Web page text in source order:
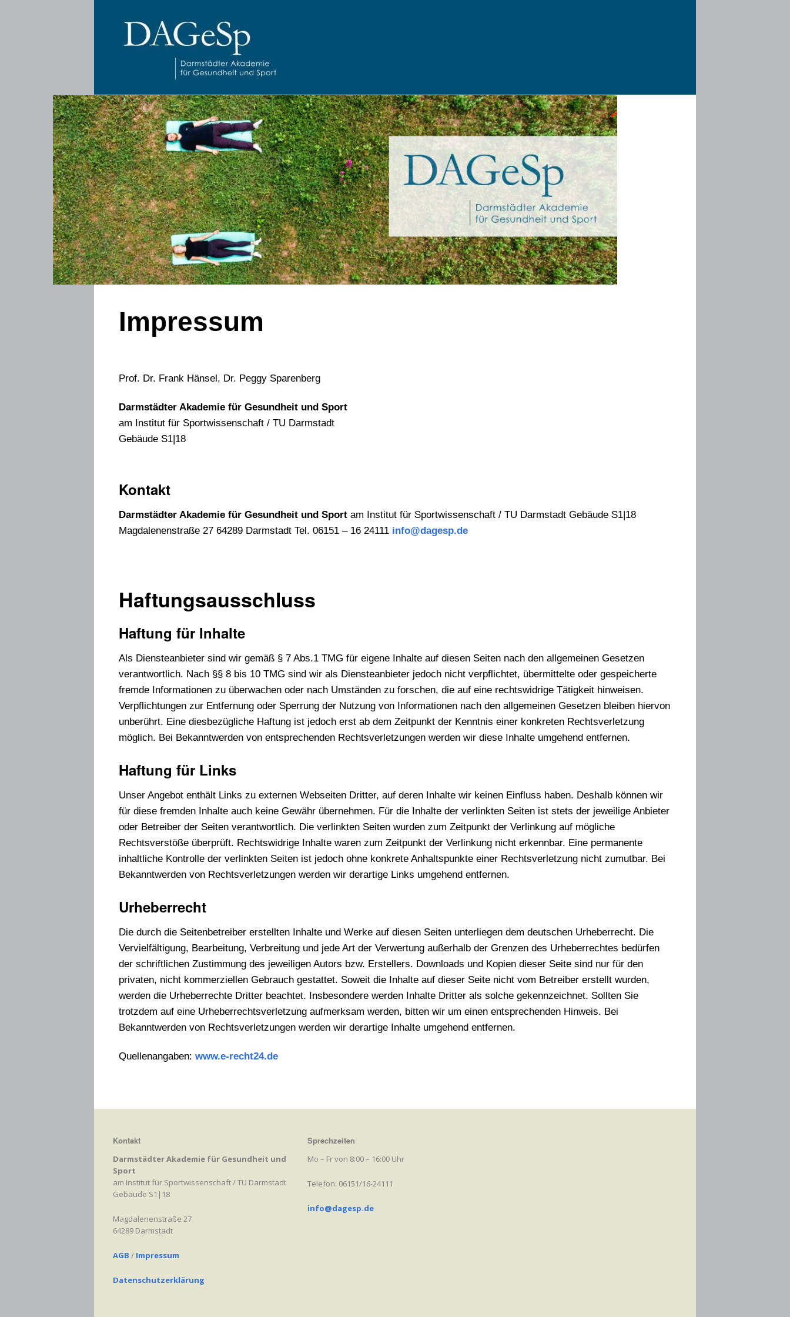
Impressum
Prof. Dr. Frank Hänsel, Dr. Peggy Sparenberg
Darmstädter Akademie für Gesundheit und Sport
am Institut für Sportwissenschaft / TU Darmstadt
Gebäude S1|18
Kontakt
Darmstädter Akademie für Gesundheit und Sport am Institut für Sportwissenschaft / TU Darmstadt Gebäude S1|18
Magdalenenstraße 27 64289 Darmstadt Tel. 06151 – 16 24111 info@dagesp.de
Haftungsausschluss
Haftung für Inhalte
Als Diensteanbieter sind wir gemäß § 7 Abs.1 TMG für eigene Inhalte auf diesen Seiten nach den allgemeinen Gesetzen
verantwortlich. Nach §§ 8 bis 10 TMG sind wir als Diensteanbieter jedoch nicht verpflichtet, übermittelte oder gespeicherte
fremde Informationen zu überwachen oder nach Umständen zu forschen, die auf eine rechtswidrige Tätigkeit hinweisen.
Verpflichtungen zur Entfernung oder Sperrung der Nutzung von Informationen nach den allgemeinen Gesetzen bleiben hiervon
unberührt. Eine diesbezügliche Haftung ist jedoch erst ab dem Zeitpunkt der Kenntnis einer konkreten Rechtsverletzung
möglich. Bei Bekanntwerden von entsprechenden Rechtsverletzungen werden wir diese Inhalte umgehend entfernen.
Haftung für Links
Unser Angebot enthält Links zu externen Webseiten Dritter, auf deren Inhalte wir keinen Einfluss haben. Deshalb können wir
für diese fremden Inhalte auch keine Gewähr übernehmen. Für die Inhalte der verlinkten Seiten ist stets der jeweilige Anbieter
oder Betreiber der Seiten verantwortlich. Die verlinkten Seiten wurden zum Zeitpunkt der Verlinkung auf mögliche
Rechtsverstöße überprüft. Rechtswidrige Inhalte waren zum Zeitpunkt der Verlinkung nicht erkennbar. Eine permanente
inhaltliche Kontrolle der verlinkten Seiten ist jedoch ohne konkrete Anhaltspunkte einer Rechtsverletzung nicht zumutbar. Bei
Bekanntwerden von Rechtsverletzungen werden wir derartige Links umgehend entfernen.
Urheberrecht
Die durch die Seitenbetreiber erstellten Inhalte und Werke auf diesen Seiten unterliegen dem deutschen Urheberrecht. Die
Vervielfältigung, Bearbeitung, Verbreitung und jede Art der Verwertung außerhalb der Grenzen des Urheberrechtes bedürfen
der schriftlichen Zustimmung des jeweiligen Autors bzw. Erstellers. Downloads und Kopien dieser Seite sind nur für den
privaten, nicht kommerziellen Gebrauch gestattet. Soweit die Inhalte auf dieser Seite nicht vom Betreiber erstellt wurden,
werden die Urheberrechte Dritter beachtet. Insbesondere werden Inhalte Dritter als solche gekennzeichnet. Sollten Sie
trotzdem auf eine Urheberrechtsverletzung aufmerksam werden, bitten wir um einen entsprechenden Hinweis. Bei
Bekanntwerden von Rechtsverletzungen werden wir derartige Inhalte umgehend entfernen.
Quellenangaben: www.e-recht24.de
Kontakt
Darmstädter Akademie für Gesundheit und
Sport
am Institut für Sportwissenschaft / TU Darmstadt
Gebäude S1|18
Magdalenenstraße 27
64289 Darmstadt
AGB / Impressum
Datenschutzerklärung
Sprechzeiten
Mo – Fr von 8:00 – 16:00 Uhr
Telefon: 06151/16-24111
info@dagesp.de